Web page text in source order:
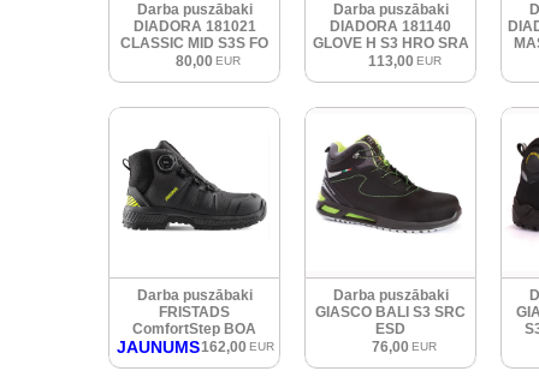
Darba puszābaki
DIADORA 181021
CLASSIC MID S3S FO
SC LG SR
80,00 EUR
Darba puszābaki
DIADORA 181140
GLOVE H S3 HRO SRA
113,00 EUR
Darba puszābaki
FRISTADS
ComfortStep BOA
JAUNUMS162,00 EUR
Darba puszābaki
GIASCO BALI S3 SRC
ESD
76,00 EUR